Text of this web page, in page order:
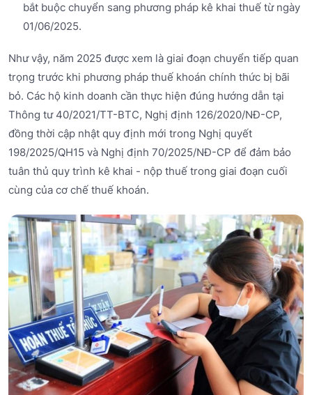
bắt buộc chuyển sang phương pháp kê khai thuế từ ngày
01/06/2025.
Như vậy, năm 2025 được xem là giai đoạn chuyển tiếp quan
trọng trước khi phương pháp thuế khoán chính thức bị bãi
bỏ. Các hộ kinh doanh cần thực hiện đúng hướng dẫn tại
Thông tư 40/2021/TT-BTC, Nghị định 126/2020/NĐ-CP,
đồng thời cập nhật quy định mới trong Nghị quyết
198/2025/QH15 và Nghị định 70/2025/NĐ-CP để đảm bảo
tuân thủ quy trình kê khai - nộp thuế trong giai đoạn cuối
cùng của cơ chế thuế khoán.